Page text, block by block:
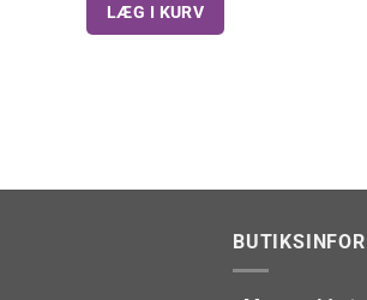
LÆG I KURV